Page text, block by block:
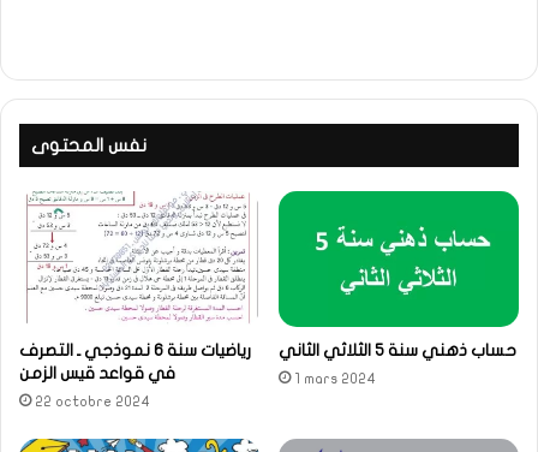
نفس المحتوى
رياضيات سنة 6 نموذجي ـ التصرف
في قواعد قيس الزمن
22 octobre 2024
حساب ذهني سنة 5 الثلاثي الثاني
1 mars 2024